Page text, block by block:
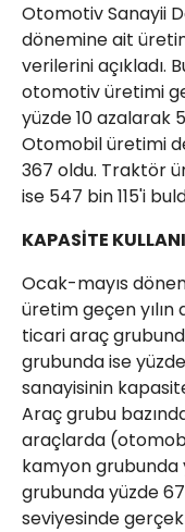
Otomotiv Sanayii
dönemine ait
verilerini açıkladı.
otomotiv üretimi
yüzde 10 azalarak
Otomobil üretimi
367 oldu. Traktör
ise 547 bin 115'i
KAPASİTE
Ocak-mayıs
üretim geçen yılın
ticari araç
grubunda ise
sanayisinin
Araç grubu
araçlarda
kamyon grubunda
grubunda yüzde
seviyesinde